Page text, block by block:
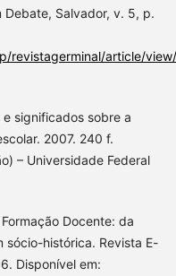
Debate, Salvador, v. 5, p.
revistagerminal/article/
e significados sobre a
2007. 240 f.
– Universidade Federal
Formação Docente: da
histórica. Revista E-
Disponível em: